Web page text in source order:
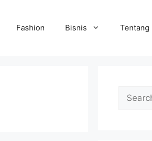
Fashion Bisnis Tentang
Search
for: